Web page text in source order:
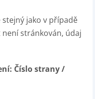
jako v případě
stránkován, údaj
Číslo strany /